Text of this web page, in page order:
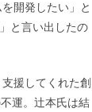
開発したい」と
と言い出したの
援してくれた創
運。辻本氏は結